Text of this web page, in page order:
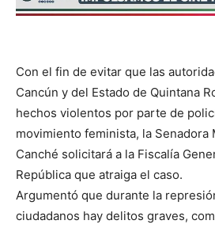
Con el fin de evitar que las
Cancún y del Estado de Quintana
hechos violentos por parte de
movimiento feminista, la Senadora
Canché solicitará a la Fiscalía
República que atraiga el caso.
Argumentó que durante la
ciudadanos hay delitos graves,